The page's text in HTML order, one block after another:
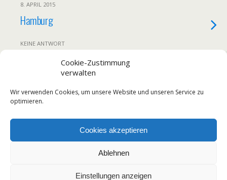
Cookie-Zustimmung
verwalten
Wir verwenden Cookies, um unsere Website und unseren Service zu
optimieren.
Cookies akzeptieren
Ablehnen
Einstellungen anzeigen
8. APRIL 2015
Hamburg
KEINE ANTWORT
KEINE ANTWORT
Zum Seitenanfang